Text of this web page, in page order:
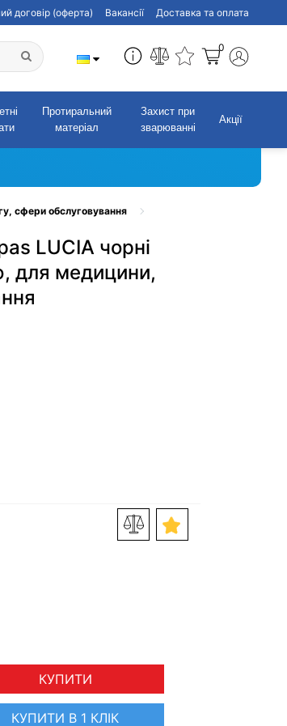
договір (оферта) Вакансії Доставка та оплата
0
Протиральний
матеріал
Захист при
зварюванні
Акції
сфери обслуговування
LUCIA чорні
для медицини,
КУПИТИ
КУПИТИ В 1 КЛІК